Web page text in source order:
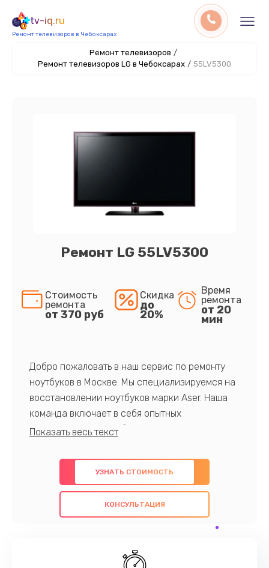
tv-iq.ru
Ремонт телевизоров в Чебоксарах
Ремонт телевизоров /
Ремонт телевизоров LG в Чебоксарах / 55LV5300
Ремонт LG 55LV5300
Стоимость
ремонта
от 370 руб
Скидка
до
20%
Время
ремонта
от 20
мин
Добро пожаловать в наш сервис по ремонту
ноутбуков в Москве. Мы специализируемся на
восстановлении ноутбуков марки Aser. Наша
команда включает в себя опытных
профессионалов с обширными знаниями и
предлагаем быстрый и качественный ремонт с
использованием оригинальных компонентов, а
также гарантируем качество всех
проведенных работ. Наша цель - предоставить
наилучшим образом. Не медлите записаться на
УЗНАТЬ СТОИМОСТЬ
КОНСУЛЬТАЦИЯ